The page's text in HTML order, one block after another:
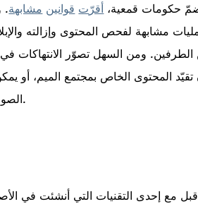
تضمّ حكومات قمعية، أقرت قوانين مشابهة.
مشابهة لفحص المحتوى وإزالته
ومن السهل تصوّر الانتهاكات
تقيّد المحتوى الخاص بمجتمع الميم، أو
الصور الساخرة أو الشعارات المعارضة.
مع إحدى التقنيات التي أنشئت في